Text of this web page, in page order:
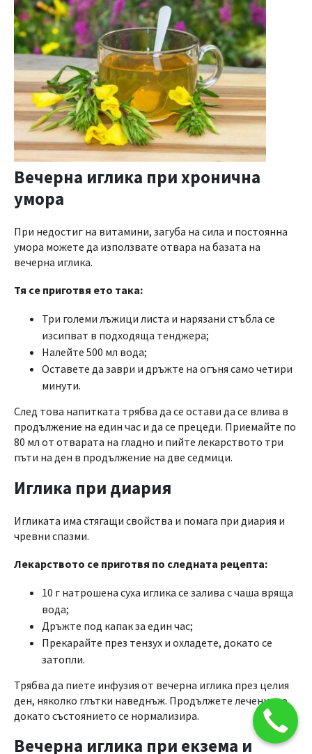
Вечерна иглика при хронична
умора
При недостиг на витамини, загуба на сила и постоянна
умора можете да използвате отвара на базата на
вечерна иглика.
Тя се приготвя ето така:
Три големи лъжици листа и нарязани стъбла се
изсипват в подходяща тенджера;
Налейте 500 мл вода;
Оставете да заври и дръжте на огъня само четири
минути.
След това напитката трябва да се остави да се влива в
продължение на един час и да се прецеди. Приемайте по
80 мл от отварата на гладно и пийте лекарството три
пъти на ден в продължение на две седмици.
Иглика при диария
Игликата има стягащи свойства и помага при диария и
чревни спазми.
Лекарството се приготвя по следната рецепта:
10 г натрошена суха иглика се залива с чаша вряща
вода;
Дръжте под капак за един час;
Прекарайте през тензух и охладете, докато се
затопли.
Трябва да пиете инфузия от вечерна иглика през целия
ден, няколко глътки наведнъж. Продължете лечението,
докато състоянието се нормализира.
Вечерна иглика при екзема и